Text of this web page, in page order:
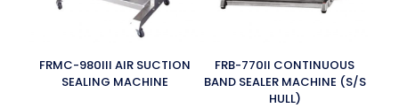
FRMC-980III AIR SUCTION
SEALING MACHINE
FRB-770II CONTINUOUS
BAND SEALER MACHINE (S/S
HULL)